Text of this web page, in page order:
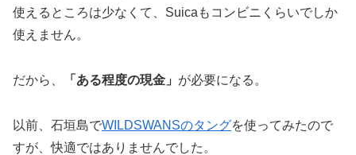
使えるところは少なくて、Suicaもコンビニくらいでしか
使えません。
だから、 「ある程度の現金」 が必要になる。
以前、石垣島でWILDSWANSのタングを使ってみたので
すが、快適ではありませんでした。